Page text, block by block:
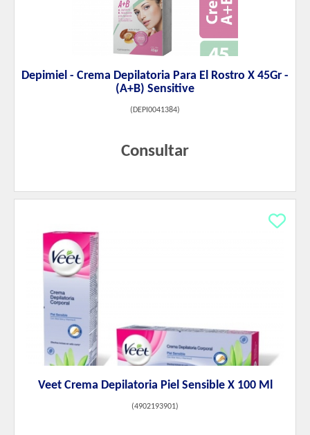
Depimiel - Crema Depilatoria Para El Rostro X 45Gr -
(A+B) Sensitive
( DEPI0041384)
Consultar
Veet Crema Depilatoria Piel Sensible X 100 Ml
(4902193901)